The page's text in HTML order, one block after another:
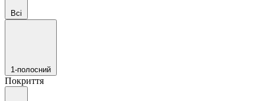
Всі
1-полосний
Покриття